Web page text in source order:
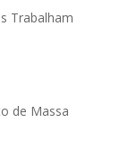
Trabalham
de Massa